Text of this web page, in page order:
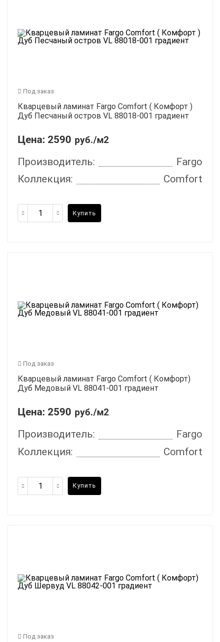
Под заказ
Кварцевый ламинат Fargo Comfort ( Комфорт )
Дуб Песчаный остров VL 88018-001 градиент
Цена: 2590 руб./м2
Производитель:
Fargo
Коллекция:
Comfort
Купить
Под заказ
Кварцевый ламинат Fargo Comfort ( Комфорт)
Дуб Медовый VL 88041-001 градиент
Цена: 2590 руб./м2
Производитель:
Fargo
Коллекция:
Comfort
Купить
Под заказ